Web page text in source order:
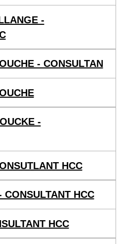
-
- CONSULTAN
-
HCC
CONSULTANT HCC
HCC